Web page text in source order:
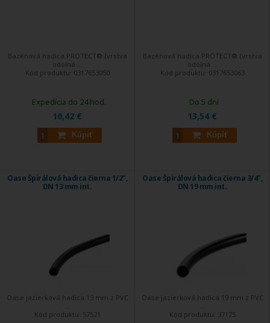
Bazénová hadica PROTECT® (vrstva
odolná ...
Kód produktu: 0317653050
10,42 €
Kúpiť
Expedícia do 24 hod.
Bazénová hadica PROTECT® (vrstva
odolná ...
Kód produktu: 0317653063
13,54 €
Kúpiť
Do 5 dní
Oase Špirálová hadica čierna 1/2",
DN 13 mm int.
Oase jazierková hadica 13 mm z PVC
Kód produktu: 57521
Oase Špirálová hadica čierna 3/4",
DN 19 mm int.
Oase jazierková hadica 19 mm z PVC
Kód produktu: 37175